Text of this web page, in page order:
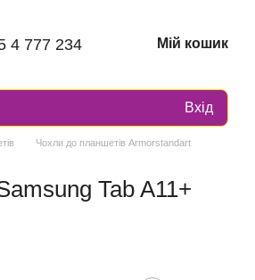
4 777 234 Мій кошик
Вхід
Чохли до планшетів Armorstandart
Tab A11+